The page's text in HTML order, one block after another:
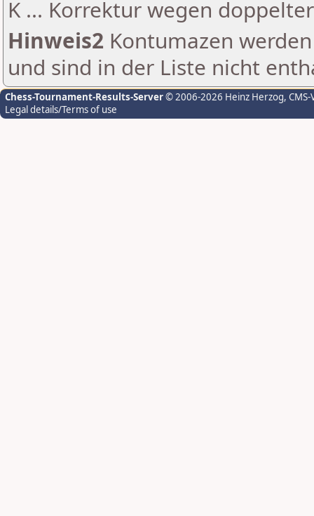
K ... Korrektur wegen
Hinweis2 Kontumazen
und sind in der Liste nicht
Chess-Tournament-Results-Server© 2006-2026 Heinz Herzog,
Legal details/Terms of use